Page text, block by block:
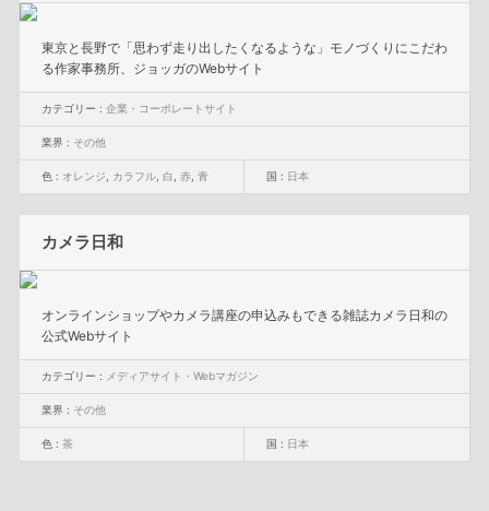
東京と長野で「思わず走り出したくなるような」モノづくりにこだわ
る作家事務所、ジョッガのWebサイト
カテゴリー : 企業・コーポレートサイト
業界 : その他
色 : オレンジ カラフル, 白 赤, 青 国 : 日本
カメラ日和
オンラインショップやカメラ講座の申込みもできる雑誌カメラ日和の
公式Webサイト
カテゴリー : メディアサイト・Webマガジン
業界 : その他
色 : 茶 国 : 日本